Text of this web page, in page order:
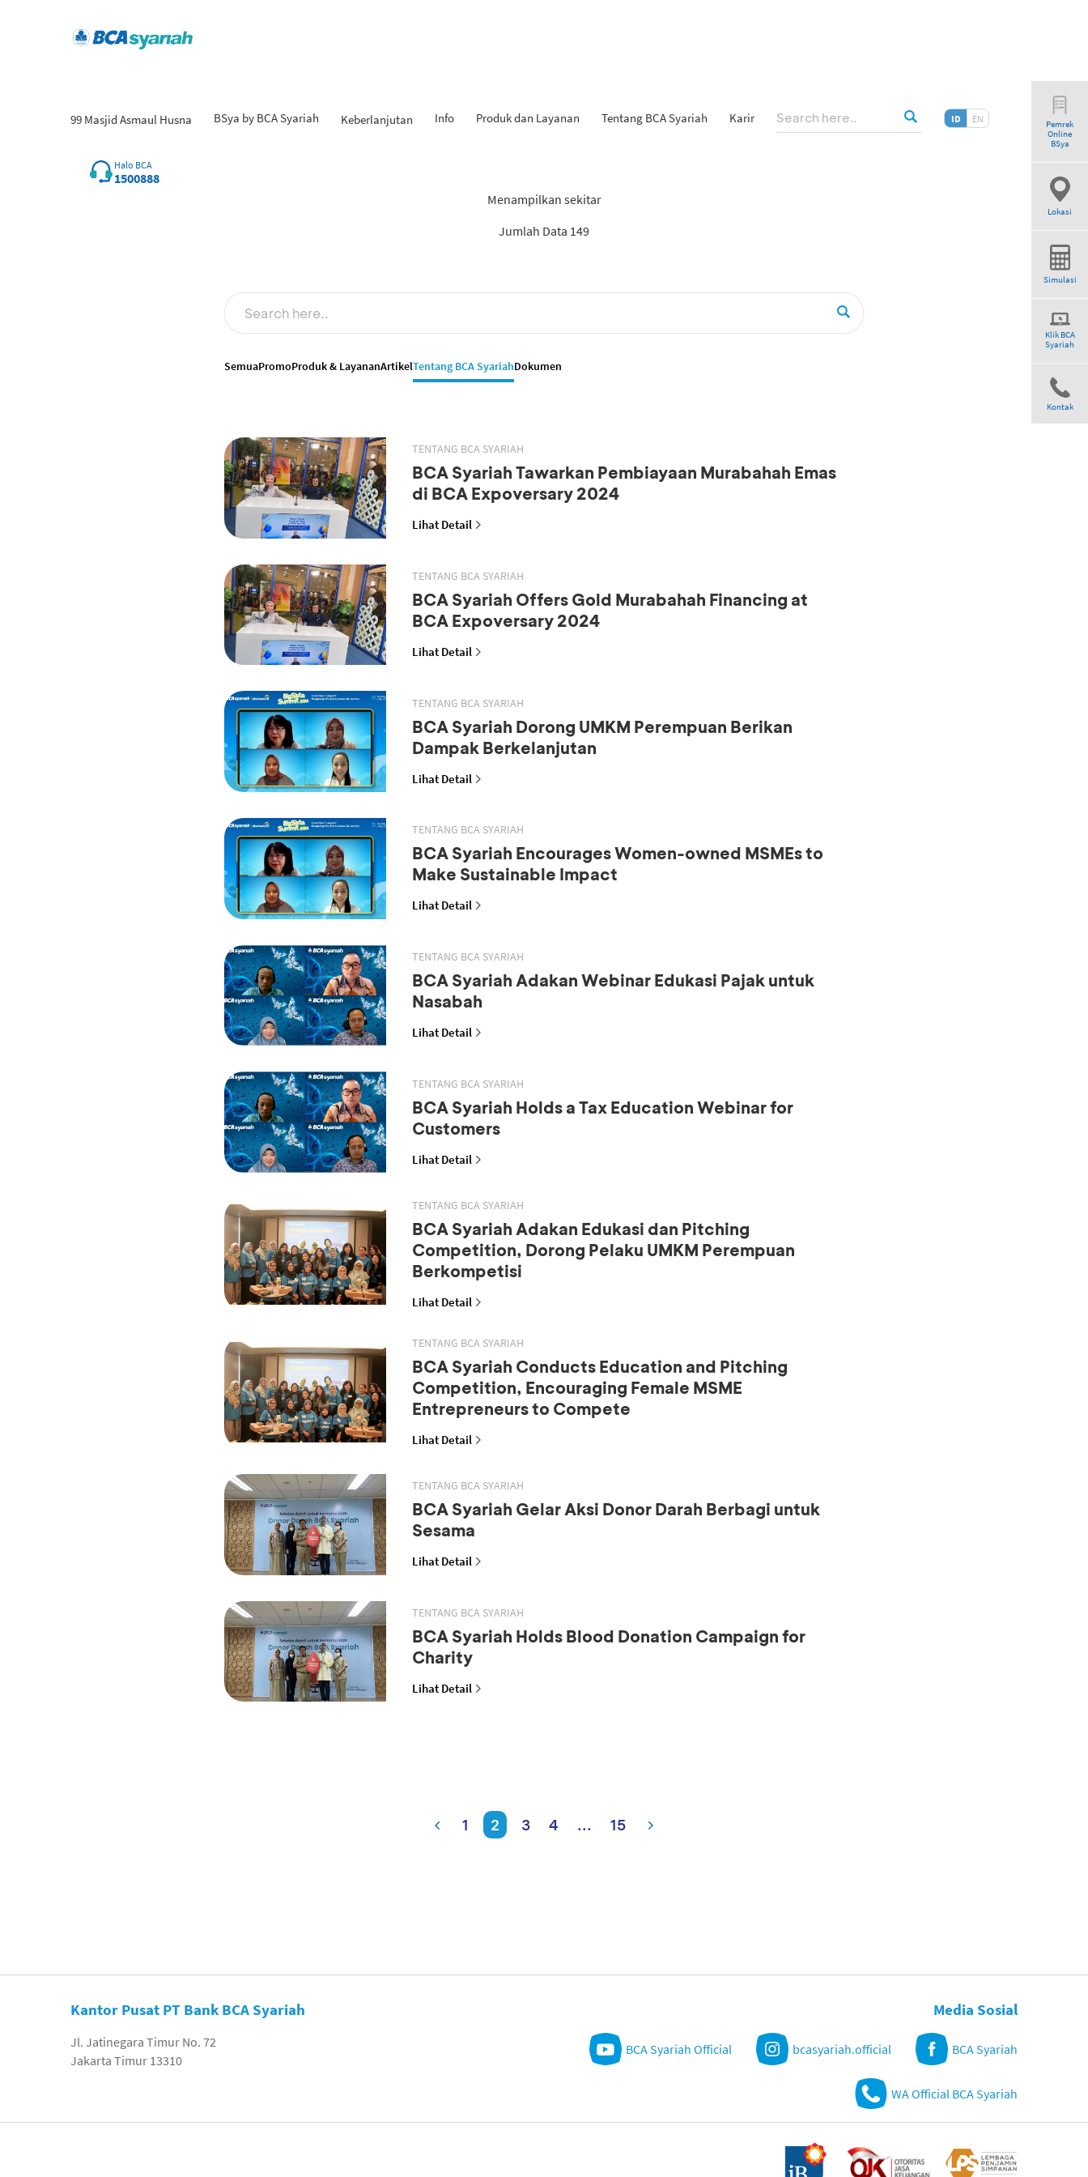
99 Masjid Asmaul Husna BSya by BCA Syariah Keberlanjutan Info Produk dan Layanan Tentang BCA Syariah Karir ID EN
Halo BCA
1500888
Pemrek
Online
BSya
Lokasi
Simulasi
Klik BCA
Syariah
Kontak
Menampilkan sekitar
Jumlah Data 149
SemuaPromoProduk & LayananArtikelTentang BCA SyariahDokumen
TENTANG BCA SYARIAH
BCA Syariah Tawarkan Pembiayaan Murabahah Emas
di BCA Expoversary 2024
Lihat Detail
TENTANG BCA SYARIAH
BCA Syariah Offers Gold Murabahah Financing at
BCA Expoversary 2024
Lihat Detail
TENTANG BCA SYARIAH
BCA Syariah Dorong UMKM Perempuan Berikan
Dampak Berkelanjutan
Lihat Detail
TENTANG BCA SYARIAH
BCA Syariah Encourages Women-owned MSMEs to
Make Sustainable Impact
Lihat Detail
TENTANG BCA SYARIAH
BCA Syariah Adakan Webinar Edukasi Pajak untuk
Nasabah
Lihat Detail
TENTANG BCA SYARIAH
BCA Syariah Holds a Tax Education Webinar for
Customers
Lihat Detail
TENTANG BCA SYARIAH
BCA Syariah Adakan Edukasi dan Pitching
Competition, Dorong Pelaku UMKM Perempuan
Berkompetisi
Lihat Detail
TENTANG BCA SYARIAH
BCA Syariah Conducts Education and Pitching
Competition, Encouraging Female MSME
Entrepreneurs to Compete
Lihat Detail
TENTANG BCA SYARIAH
BCA Syariah Gelar Aksi Donor Darah Berbagi untuk
Sesama
Lihat Detail
TENTANG BCA SYARIAH
BCA Syariah Holds Blood Donation Campaign for
Charity
Lihat Detail
1 2 3 4 ... 15
Kantor Pusat PT Bank BCA Syariah
Jl. Jatinegara Timur No. 72
Jakarta Timur 13310
Media Sosial
BCA Syariah Official bcasyariah.official BCA Syariah
WA Official BCA Syariah